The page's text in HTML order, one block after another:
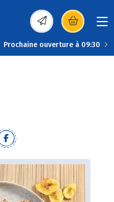
(s’ouvre dans une
Prochaine ouverture à 09:30